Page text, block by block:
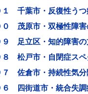
１ 千葉市・反復性うつ
０ 茂原市・双極性障害
９ 足立区・知的障害の
８ 松戸市・自閉症スペ
７ 佐倉市・持続性気分
６ 四街道市・統合失調